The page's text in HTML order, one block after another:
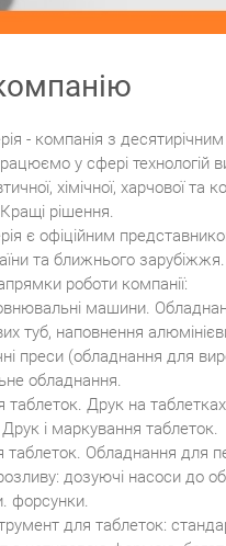
- компанія з
у сфері технологій
хімічної, харчової та
рішення.
є офіційним
та ближнього зарубіжжя.
роботи компанії:
машини.
туб, наповнення
преси (обладнання для
обладнання.
таблеток. Друк на
і маркування таблеток.
таблеток. Обладнання для
дозуючі насоси до
форсунки.
для таблеток: